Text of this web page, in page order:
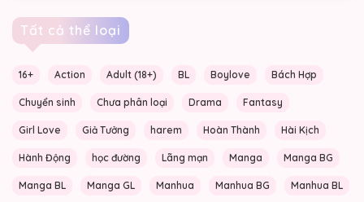
Tất cả thể loại
16+ Action Adult (18+) BL Boylove Bách Hợp
Chuyển sinh Chưa phân loại Drama Fantasy
Girl Love Giả Tưởng harem Hoàn Thành Hài Kịch
Hành Động học đường Lãng mạn Manga Manga BG
Manga BL Manga GL Manhua Manhua BG Manhua BL